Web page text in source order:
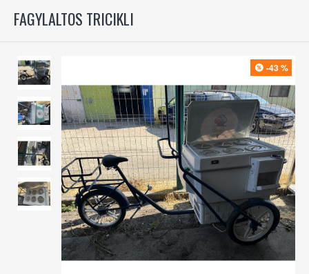
FAGYLALTOS TRICIKLI
-43 %